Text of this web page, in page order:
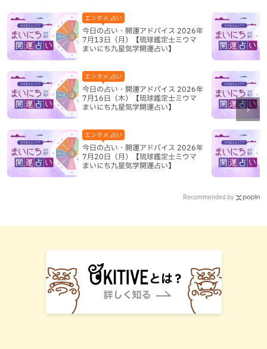
今日の占い・開運アドバイス 2026年
7月13日（月）【琉球鑑定士ミウマ
まいにち九星気学開運占い】
エンタメ,占い
今日の占い・開運アドバイス 2026年
7月16日（木）【琉球鑑定士ミウマ
まいにち九星気学開運占い】
エンタメ,占い
今日の占い・開運アドバイス 2026年
7月20日（月）【琉球鑑定士ミウマ
まいにち九星気学開運占い】
エンタメ,占い
Recommended by